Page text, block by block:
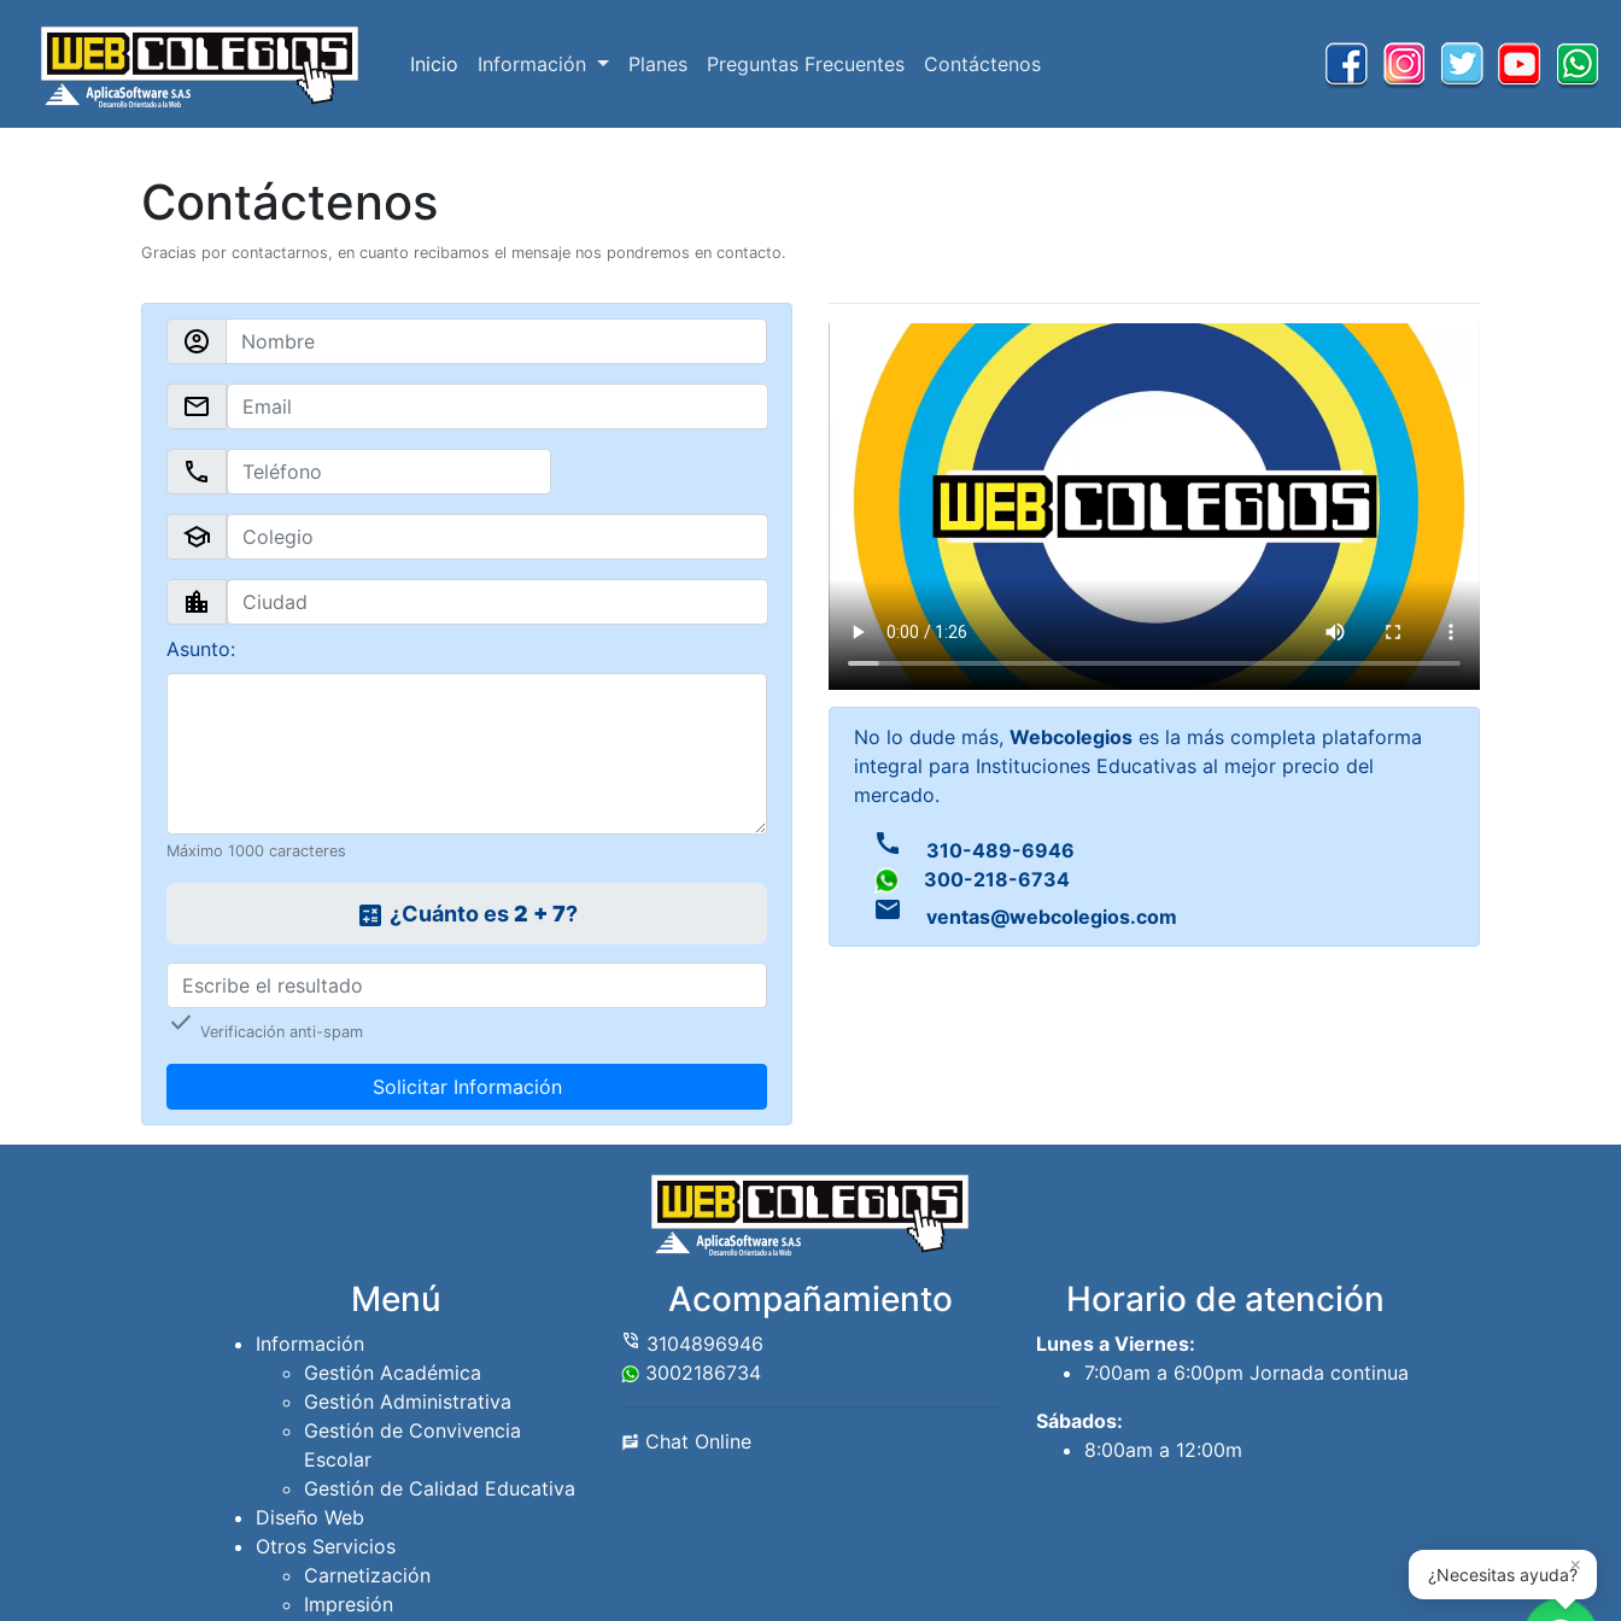
Inicio (current)
Información Planes Preguntas Frecuentes Contáctenos
Contáctenos
Gracias por contactarnos, en cuanto recibamos el mensaje nos pondremos en contacto.
Asunto:
Máximo 1000 caracteres
calculate ¿Cuánto es2 + 7?
check Verificación anti-spam
No lo dude más, Webcolegios es la más completa plataforma
integral para Instituciones Educativas al mejor precio del
mercado.
call
310-489-6946
300-218-6734
email ventas@webcolegios.com
Menú
Información
Gestión Académica
Gestión Administrativa
Gestión de Convivencia
Escolar
Gestión de Calidad Educativa
Diseño Web
Otros Servicios
Carnetización
Impresión
Acompañamiento
phone_in_talk 3104896946
3002186734
Chat Online
Horario de atención
Lunes a Viernes:
7:00am a 6:00pm Jornada continua
Sábados:
8:00am a 12:00m
¿Necesitas ayuda?×